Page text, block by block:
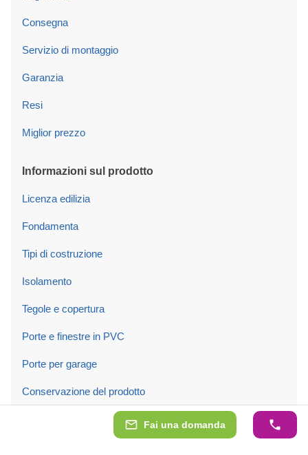
Fai una domanda
Consegna
Servizio di montaggio
Garanzia
Resi
Miglior prezzo
Informazioni sul prodotto
Licenza edilizia
Fondamenta
Tipi di costruzione
Isolamento
Tegole e copertura
Porte e finestre in PVC
Porte per garage
Conservazione del prodotto